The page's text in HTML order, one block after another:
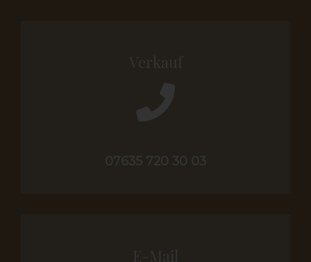
Verkauf
07635 720 30 03
E-Mail